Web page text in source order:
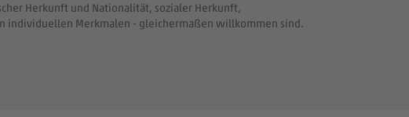
Herkunft und Nationalität, sozialer Herkunft,
individuellen Merkmalen - gleichermaßen willkommen sind.